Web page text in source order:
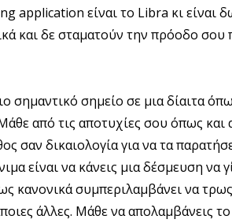
application είναι το Libra κι είναι
και δε σταματούν την πρόοδο σου
σημαντικό σημείο σε μια δίαιτα
από τις αποτυχίες σου όπως και
σαν δικαιολογία για να τα
είναι να κάνεις μια δέσμευση να
κανονικά συμπεριλαμβάνει να τρως
άλλες. Μάθε να απολαμβάνεις το
POWERED BY